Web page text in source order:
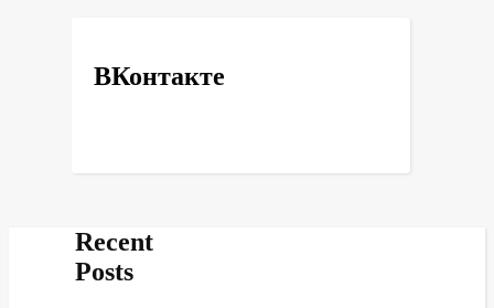
ВКонтакте
Recent
Posts